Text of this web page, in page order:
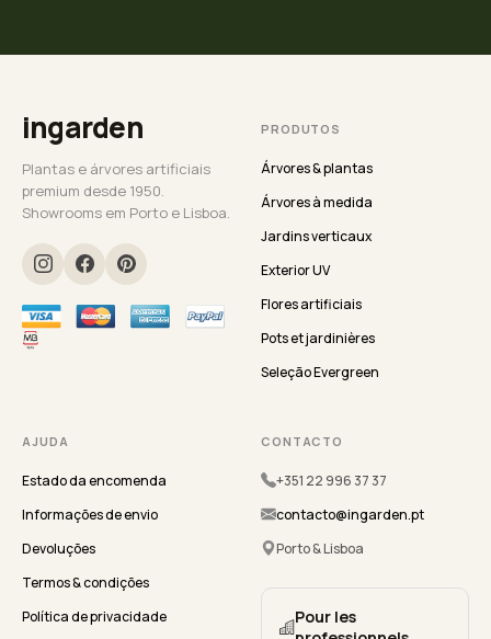
ingarden
Plantas e árvores artificiais
premium desde 1950.
Showrooms em Porto e Lisboa.
PRODUTOS
Árvores & plantas
Árvores à medida
Jardins verticaux
Exterior UV
Flores artificiais
Pots et jardinières
Seleção Evergreen
AJUDA
Estado da encomenda
Informações de envio
Devoluções
Termos & condições
Política de privacidade
CONTACTO
+351 22 996 37 37
contacto@ingarden.pt
Porto & Lisboa
Pour les